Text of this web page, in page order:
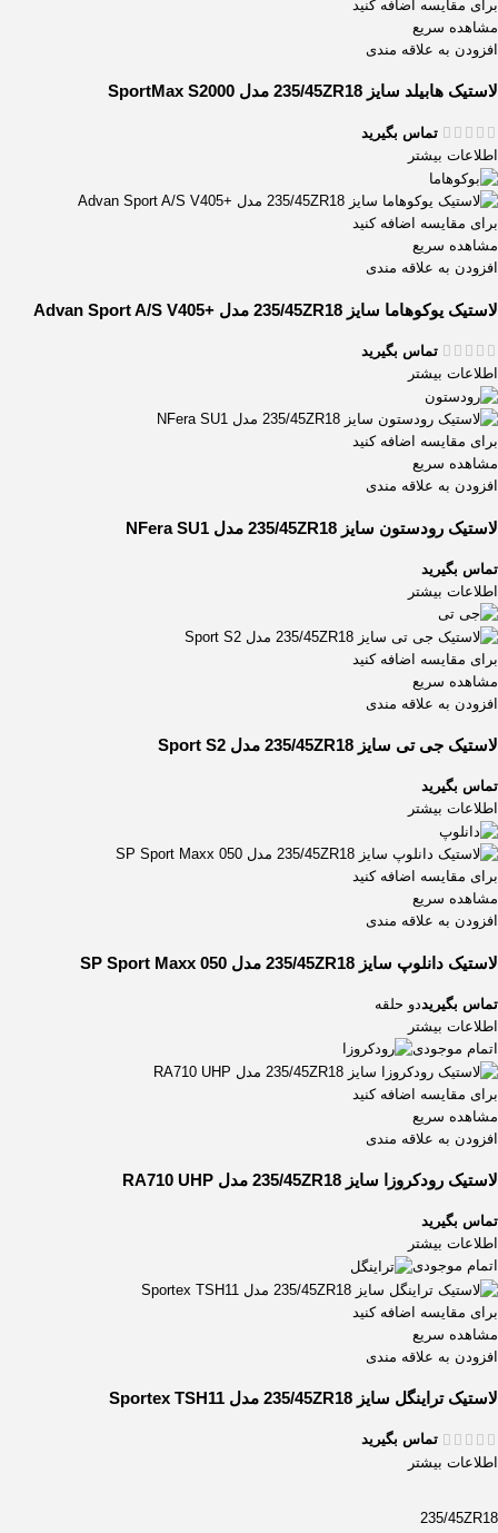
برای مقایسه اضافه کنید
مشاهده سریع
افزودن به علاقه مندی
لاستیک هابیلد سایز 235/45ZR18 مدل SportMax S2000
تماس بگیرید
اطلاعات بیشتر
برای مقایسه اضافه کنید
مشاهده سریع
افزودن به علاقه مندی
لاستیک یوکوهاما سایز 235/45ZR18 مدل +Advan Sport A/S V405
تماس بگیرید
اطلاعات بیشتر
برای مقایسه اضافه کنید
مشاهده سریع
افزودن به علاقه مندی
لاستیک رودستون سایز 235/45ZR18 مدل NFera SU1
تماس بگیرید
اطلاعات بیشتر
برای مقایسه اضافه کنید
مشاهده سریع
افزودن به علاقه مندی
لاستیک جی تی سایز 235/45ZR18 مدل Sport S2
تماس بگیرید
اطلاعات بیشتر
برای مقایسه اضافه کنید
مشاهده سریع
افزودن به علاقه مندی
لاستیک دانلوپ سایز 235/45ZR18 مدل SP Sport Maxx 050
تماس بگیریددو حلقه
اطلاعات بیشتر
اتمام موجودی
برای مقایسه اضافه کنید
مشاهده سریع
افزودن به علاقه مندی
لاستیک رودکروزا سایز 235/45ZR18 مدل RA710 UHP
تماس بگیرید
اطلاعات بیشتر
اتمام موجودی
برای مقایسه اضافه کنید
مشاهده سریع
افزودن به علاقه مندی
لاستیک تراینگل سایز 235/45ZR18 مدل Sportex TSH11
تماس بگیرید
اطلاعات بیشتر
235/45ZR18